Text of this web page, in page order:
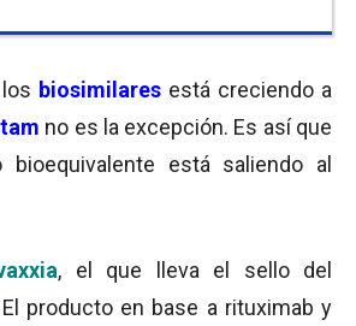
biosimilares está creciendo a
no es la excepción. Es así que
bioequivalente está saliendo al
, el que lleva el sello del
producto en base a rituximab y